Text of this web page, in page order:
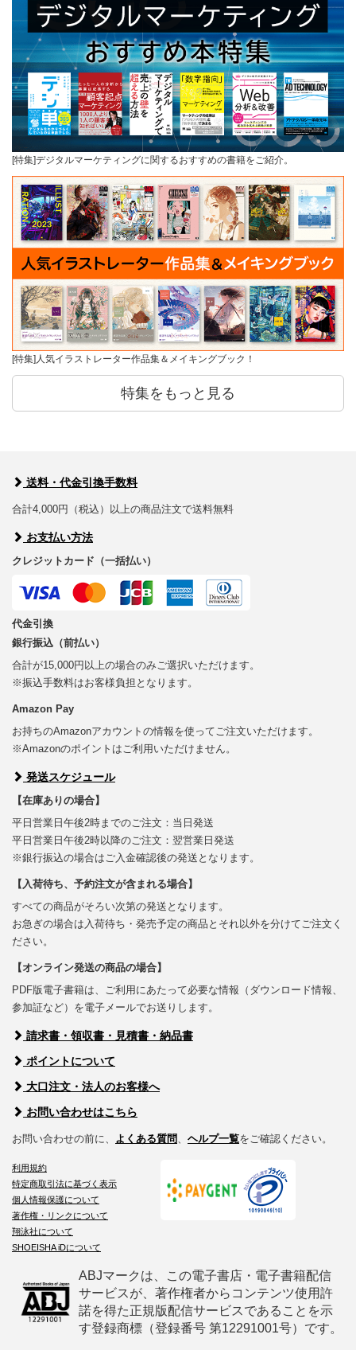
[特集]デジタルマーケティングに関するおすすめの書籍をご紹介。
[特集]人気イラストレーター作品集＆メイキングブック！
特集をもっと見る
送料・代金引換手数料
合計4,000円（税込）以上の商品注文で送料無料
お支払い方法
クレジットカード（一括払い）
代金引換
銀行振込（前払い）
合計が15,000円以上の場合のみご選択いただけます。
※振込手数料はお客様負担となります。
Amazon Pay
お持ちのAmazonアカウントの情報を使ってご注文いただけます。
※Amazonのポイントはご利用いただけません。
発送スケジュール
【在庫ありの場合】
平日営業日午後2時までのご注文：当日発送
平日営業日午後2時以降のご注文：翌営業日発送
※銀行振込の場合はご入金確認後の発送となります。
【入荷待ち、予約注文が含まれる場合】
すべての商品がそろい次第の発送となります。
お急ぎの場合は入荷待ち・発売予定の商品とそれ以外を分けてご注文く
ださい。
【オンライン発送の商品の場合】
PDF版電子書籍は、ご利用にあたって必要な情報（ダウンロード情報、
参加証など）を電子メールでお送りします。
請求書・領収書・見積書・納品書
ポイントについて
大口注文・法人のお客様へ
お問い合わせはこちら
お問い合わせの前に、 よくある質問 ヘルプ一覧をご確認ください。
利用規約
特定商取引法に基づく表示
個人情報保護について
著作権・リンクについて
翔泳社について
SHOEISHA iDについて
ABJマークは、この電子書店・電子書籍配信
サービスが、著作権者からコンテンツ使用許
諾を得た正規版配信サービスであることを示
す登録商標（登録番号 第12291001号）です。